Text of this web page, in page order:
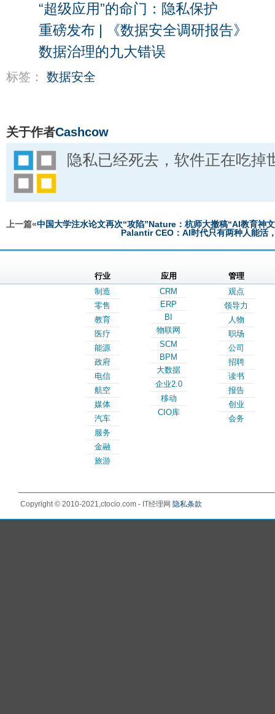
“超级应用”的命门：隐私保护
重磅发布 | 《数据安全调研报告》
数据治理的九大错误
标签： 数据安全
关于作者Cashcow
隐私已经死去，软件正在吃掉
上一篇«中国大学注水论文再次“攻陷”Nature：杭师大撤稿“AI教育神
Palantir CEO：AI时代只有两种人能活
行业
制造
零售
教育
医疗
能源
政府
电信
航空
媒体
汽车
服务
金融
旅游
应用
CRM
ERP
BI
物联网
SCM
BPM
大数据
企业2.0
移动
CIO库
管理
观点
领导力
人物
职场
公司
招聘
读书
报告
创业
会务
Copyright © 2010-2021,ctocio.com - IT经理网 隐私条款